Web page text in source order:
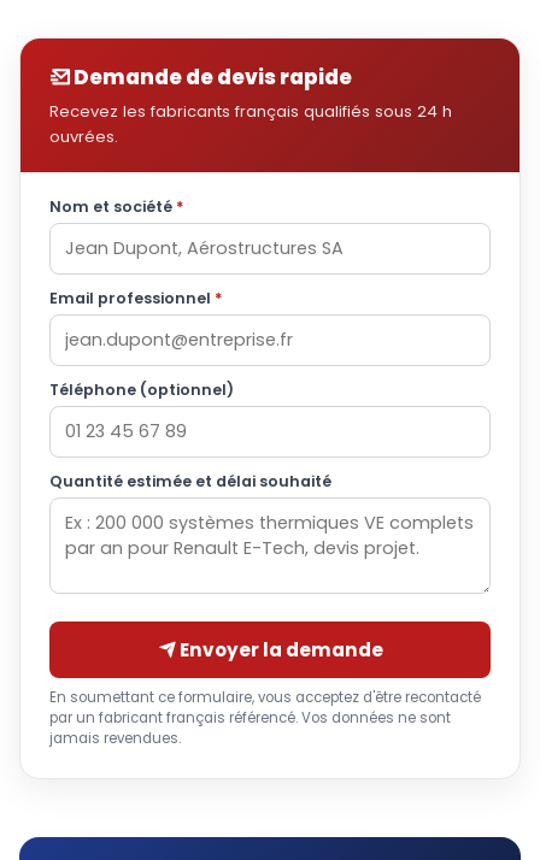
Demande de devis rapide
Recevez les fabricants français qualifiés sous 24 h
ouvrées.
Nom et société *
Email professionnel *
Téléphone (optionnel)
Quantité estimée et délai souhaité
Envoyer la demande
En soumettant ce formulaire, vous acceptez d'être recontacté
par un fabricant français référencé. Vos données ne sont
jamais revendues.